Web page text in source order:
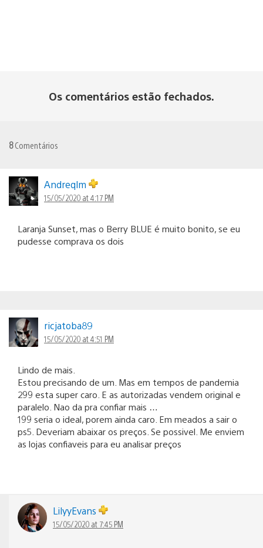
Os comentários estão fechados.
8Comentários
Andreqlm
15/05/2020 at 4:17 PM
Laranja Sunset, mas o Berry BLUE é muito bonito, se eu
pudesse comprava os dois
ricjatoba89
15/05/2020 at 4:51 PM
Lindo de mais.
Estou precisando de um. Mas em tempos de pandemia
299 esta super caro. E as autorizadas vendem original e
paralelo. Nao da pra confiar mais …
199 seria o ideal, porem ainda caro. Em meados a sair o
ps5. Deveriam abaixar os preços. Se possivel. Me enviem
as lojas confiaveis para eu analisar preços
LilyyEvans
15/05/2020 at 7:45 PM